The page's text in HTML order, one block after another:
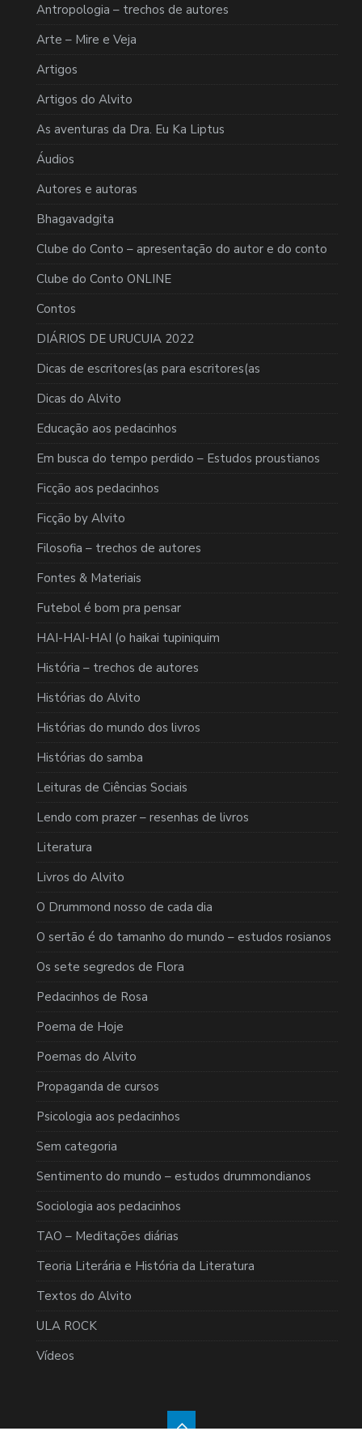
Antropologia – trechos de autores
Arte – Mire e Veja
Artigos
Artigos do Alvito
As aventuras da Dra. Eu Ka Liptus
Áudios
Autores e autoras
Bhagavadgita
Clube do Conto – apresentação do autor e do conto
Clube do Conto ONLINE
Contos
DIÁRIOS DE URUCUIA 2022
Dicas de escritores(as para escritores(as
Dicas do Alvito
Educação aos pedacinhos
Em busca do tempo perdido – Estudos proustianos
Ficção aos pedacinhos
Ficção by Alvito
Filosofia – trechos de autores
Fontes & Materiais
Futebol é bom pra pensar
HAI-HAI-HAI (o haikai tupiniquim
História – trechos de autores
Histórias do Alvito
Histórias do mundo dos livros
Histórias do samba
Leituras de Ciências Sociais
Lendo com prazer – resenhas de livros
Literatura
Livros do Alvito
O Drummond nosso de cada dia
O sertão é do tamanho do mundo – estudos rosianos
Os sete segredos de Flora
Pedacinhos de Rosa
Poema de Hoje
Poemas do Alvito
Propaganda de cursos
Psicologia aos pedacinhos
Sem categoria
Sentimento do mundo – estudos drummondianos
Sociologia aos pedacinhos
TAO – Meditações diárias
Teoria Literária e História da Literatura
Textos do Alvito
ULA ROCK
Vídeos